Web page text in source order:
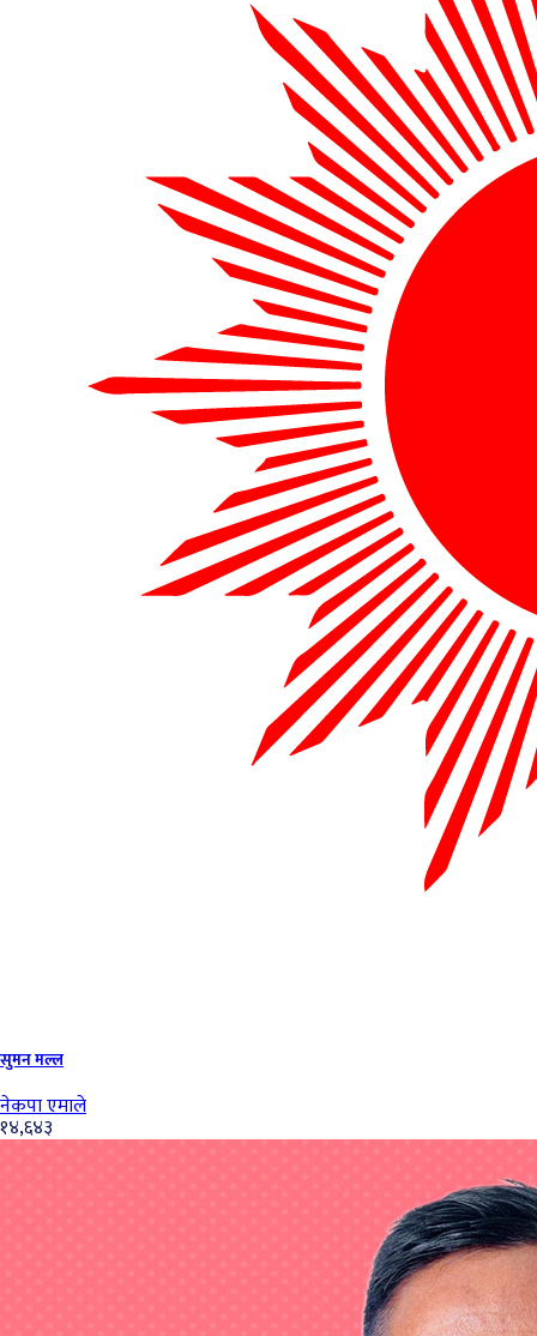
सुमन मल्ल
नेकपा एमाले
१४,६४३